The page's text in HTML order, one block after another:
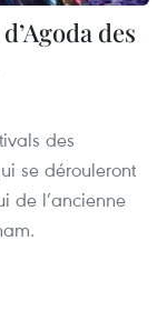
des
des
se dérouleront
de l’ancienne